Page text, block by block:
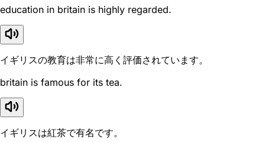
education in britain is highly regarded.
イギリスの教育は非常に高く評価されています。
britain is famous for its tea.
イギリスは紅茶で有名です。